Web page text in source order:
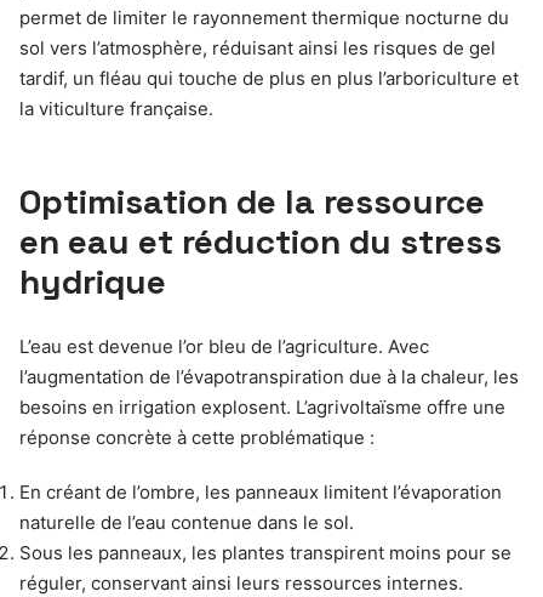
permet de limiter le rayonnement thermique nocturne du
sol vers l’atmosphère, réduisant ainsi les risques de gel
tardif, un fléau qui touche de plus en plus l’arboriculture et
la viticulture française.
Optimisation de la ressource
en eau et réduction du stress
hydrique
L’eau est devenue l’or bleu de l’agriculture. Avec
l’augmentation de l’évapotranspiration due à la chaleur, les
besoins en irrigation explosent. L’agrivoltaïsme offre une
réponse concrète à cette problématique :
En créant de l’ombre, les panneaux limitent l’évaporation
naturelle de l’eau contenue dans le sol.
Sous les panneaux, les plantes transpirent moins pour se
réguler, conservant ainsi leurs ressources internes.